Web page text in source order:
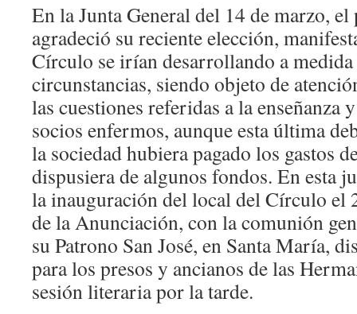
En la Junta General del 14 de marzo,
agradeció su reciente elección,
Círculo se irían desarrollando a
circunstancias, siendo objeto de
las cuestiones referidas a la enseñanza
socios enfermos, aunque esta última
la sociedad hubiera pagado los gastos
dispusiera de algunos fondos. En esta
la inauguración del local del Círculo el
de la Anunciación, con la comunión
su Patrono San José, en Santa María,
para los presos y ancianos de las
sesión literaria por la tarde.